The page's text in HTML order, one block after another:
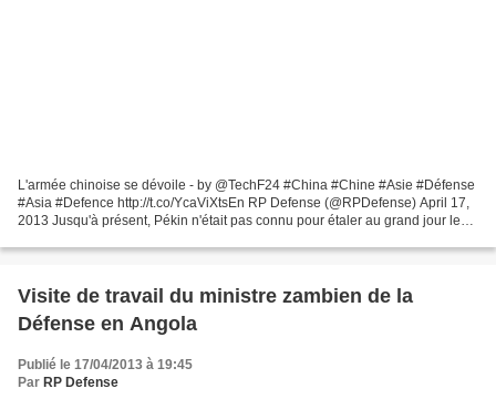
L'armée chinoise se dévoile - by @TechF24 #China #Chine #Asie #Défense
#Asia #Defence http://t.co/YcaViXtsEn RP Defense (@RPDefense) April 17,
2013 Jusqu'à présent, Pékin n'était pas connu pour étaler au grand jour les
Visite de travail du ministre zambien de la
Défense en Angola
Publié le 17/04/2013 à 19:45
Par RP Defense